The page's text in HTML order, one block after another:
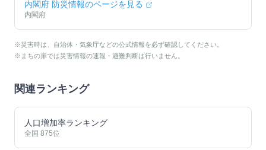
内閣府 防災情報のページを見る
内閣府
※災害時は、自治体・気象庁などの公式情報を必ず確認してください。
※まちの扉では災害情報の速報・避難判断は行いません。
関連ランキング
人口増加率ランキング
全国 875位